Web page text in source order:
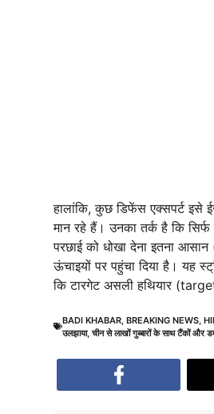
हालांकि, कुछ डिफेंस एक्सपर्ट
मान रहे हैं। उनका तर्क है कि
परछाई को धोखा देना इतना
ऊंचाइयों पर पहुंचा दिया है। यह
कि टारगेट असली हथियार
BADI KHABAR, BREAKING NEWS,
उलझाया,चीन से लाखों गुब्बारों के साथ टैंकों और